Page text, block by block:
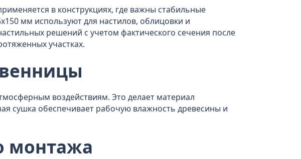
в конструкциях, где важны стабильные
мм используют для настилов, облицовки и
решений с учетом фактического сечения после
участках.
воздействиям. Это делает материал
сушка обеспечивает рабочую влажность древесины и
монтажа